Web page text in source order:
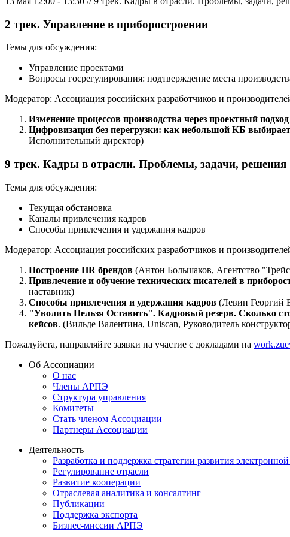
2 трек. Управление в приборостроении
Темы для обсуждения:
Управление проектами
Вопросы госрегулирования: подтверждение места
Модератор: Ассоциация российских разработчиков и
Изменение процессов производства через проектный подход
Цифровизация без перегрузки: как небольшой КБ
Исполнительный директор)
9 трек. Кадры в отрасли. Проблемы, задачи, решения
Темы для обсуждения:
Текущая обстановка
Каналы привлечения кадров
Способы привлечения и удержания кадров
Модератор: Ассоциация российских разработчиков и
Построение HR брендов (Антон Большаков, Агентство
Привлечение и обучение технических писателей в
наставник)
Способы привлечения и удержания кадров (Левин Георгий
"Уволить Нельзя Оставить". Кадровый резерв. Сколько
кейсов. (Вильде Валентина, Uniscan, Руководитель
Пожалуйста, направляйте заявки на участие с докладами на
Об Ассоциации
О нас
Члены АРПЭ
Структура управления
Комитеты
Стать членом Ассоциации
Партнеры Ассоциации
Деятельность
Разработка и поддержка стратегии развития
Регулирование отрасли
Развитие кооперации
Отраслевая аналитика и консалтинг
Публикации
Поддержка экспорта
Бизнес-миссии АРПЭ